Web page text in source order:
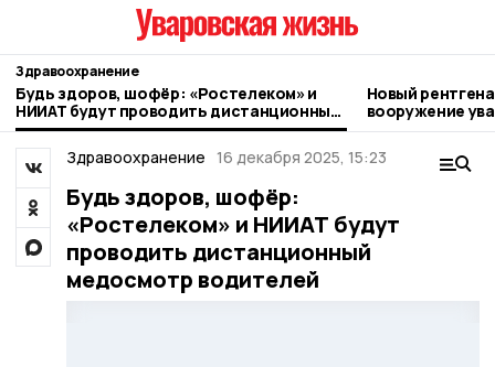
Здравоохранение
Будь здоров, шофёр: «Ростелеком» и
НИИАТ будут проводить дистанционный
медосмотр водителей
Новый
вооружение
Здравоохранение 16 декабря 2025, 15:23
Будь здоров, шофёр:
«Ростелеком» и НИИАТ будут
проводить дистанционный
медосмотр водителей